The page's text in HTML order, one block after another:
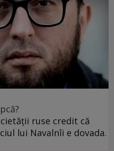
ruse credit că
lui Navalnîi e dovada.